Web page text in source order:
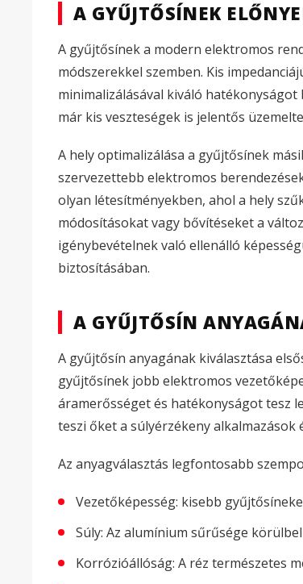
A GYŰJTŐSÍNEK
A gyűjtősínek a modern elektromos
módszerekkel szemben. Kis
minimalizálásával kiváló
már kis veszteségek is jelentős
A hely optimalizálása a gyűjtősínek
szervezettebb elektromos
olyan létesítményekben, ahol a hely
módosításokat vagy bővítéseket a
igénybevételnek való ellenálló
biztosításában.
A GYŰJTŐSÍN
A gyűjtősín anyagának kiválasztása
gyűjtősínek jobb elektromos
áramerősséget és hatékonyságot tesz
teszi őket a súlyérzékeny
Az anyagválasztás legfontosabb
Vezetőképesség: kisebb
Súly: Az alumínium sűrűsége
Korrózióállóság: A réz természetes